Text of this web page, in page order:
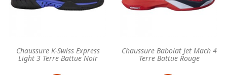
Chaussure K-Swiss Express
Light 3 Terre Battue Noir
Chaussure Babolat Jet Mach 4
Terre Battue Rouge